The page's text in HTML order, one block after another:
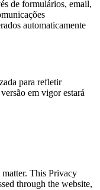
de formulários, email,
automaticamente
para refletir
em vigor estará
This Privacy
through the website,